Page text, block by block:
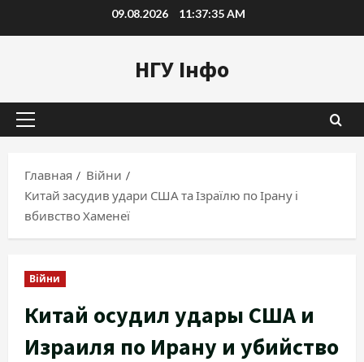
к
09.08.2026 11:37:36 AM
НГУ Інфо
Основное
Главная
Війни
Китай засудив удари США та Ізраїлю по Ірану і
вбивство Хаменеї
Війни
Китай осудил удары США и
Израиля по Ирану и убийство